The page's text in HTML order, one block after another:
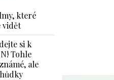
které
vidět
si k
Tohle
ale